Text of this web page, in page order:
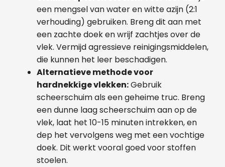
een mengsel van water en witte azijn (2:1
verhouding) gebruiken. Breng dit aan met
een zachte doek en wrijf zachtjes over de
vlek. Vermijd agressieve reinigingsmiddelen,
die kunnen het leer beschadigen.
Alternatieve methode voor
hardnekkige vlekken:Gebruik
scheerschuim als een geheime truc. Breng
een dunne laag scheerschuim aan op de
vlek, laat het 10-15 minuten intrekken, en
dep het vervolgens weg met een vochtige
doek. Dit werkt vooral goed voor stoffen
stoelen.